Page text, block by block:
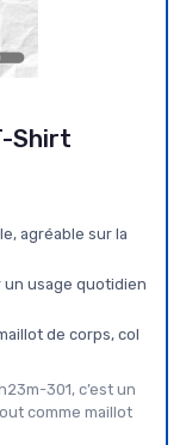
Shirt
agréable sur la
usage quotidien
de corps, col
301, c’est un
comme maillot